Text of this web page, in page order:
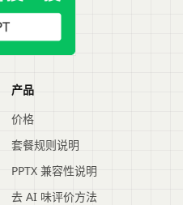
产品
价格
套餐规则说明
PPTX 兼容性说明
去 AI 味评价方法